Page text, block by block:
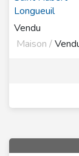
Longueuil
Vendu
Maison /